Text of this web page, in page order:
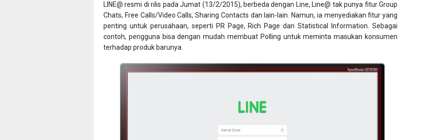
LINE@ resmi di rilis pada Jumat (13/2/2015), berbeda dengan Line, Line@ tak punya fitur Group
Chats, Free Calls/Video Calls, Sharing Contacts dan lain-lain. Namun, ia menyediakan fitur yang
penting untuk perusahaan, seperti PR Page, Rich Page dan Statistical Information. Sebagai
contoh, pengguna bisa dengan mudah membuat Polling untuk meminta masukan konsumen
terhadap produk barunya.